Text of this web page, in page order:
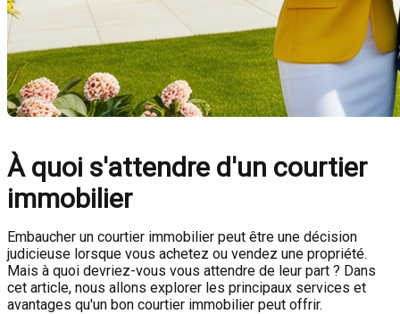
À quoi s'attendre d'un courtier
immobilier
Embaucher un courtier immobilier peut être une décision
judicieuse lorsque vous achetez ou vendez une propriété.
Mais à quoi devriez-vous vous attendre de leur part ? Dans
cet article, nous allons explorer les principaux services et
avantages qu'un bon courtier immobilier peut offrir.